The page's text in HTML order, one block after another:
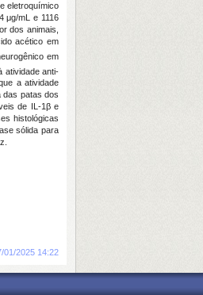
eletroquímico
μg/mL e 1116
dos animais,
acético em
em
atividade anti-
a atividade
das patas dos
de IL-1β e
histológicas
sólida para
01/2025 14:22